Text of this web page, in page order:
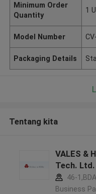
Minimum Order
Quantity
1
Model Number
Packaging Details
Tentang kita
VALES &
Tech.
46-
Business